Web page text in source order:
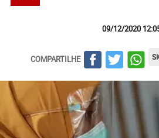
09/12/2020
COMPARTILHE